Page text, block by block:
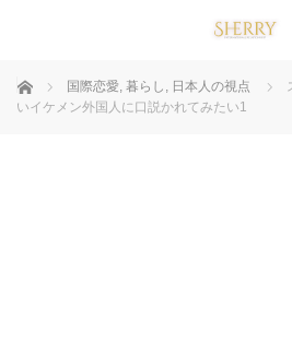
ホーム 国際恋愛, 暮らし , 日本人の視点
いイケメン外国人に口説かれてみたい1